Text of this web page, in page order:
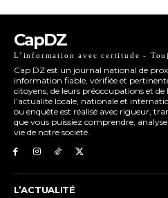
CapDZ
L’information avec certitude -
Cap DZ est un journal national de
information fiable, vérifiée et
citoyens, de leurs préoccupations et
l’actualité locale, nationale et
ou enquête est réalisé avec rigueur,
que vous puissiez comprendre,
vie de notre société.
L’ACTUALITÉ